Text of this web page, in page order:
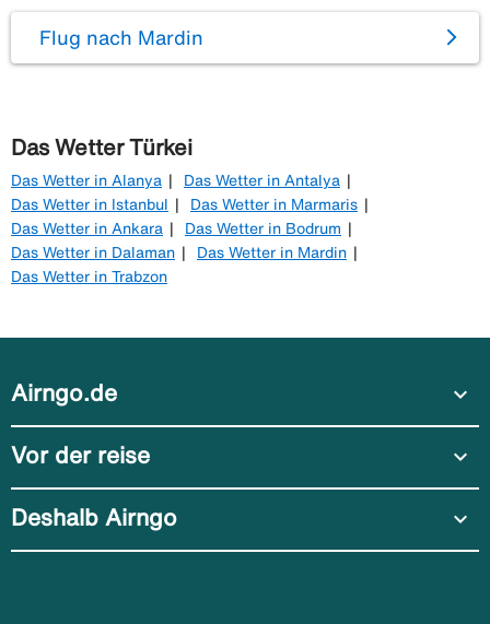
Flug nach Mardin
Das Wetter Türkei
Das Wetter in Alanya
Das Wetter in Antalya
Das Wetter in Istanbul
Das Wetter in Marmaris
Das Wetter in Ankara
Das Wetter in Bodrum
Das Wetter in Dalaman
Das Wetter in Mardin
Das Wetter in Trabzon
Airngo.de expand_more
Vor der reise expand_more
Deshalb Airngo expand_more